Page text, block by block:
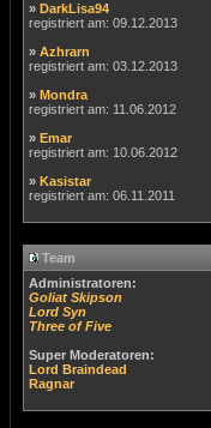
» DarkLisa94
registriert am: 09.12.2013
» Azhrarn
registriert am: 03.12.2013
» Mondra
registriert am: 11.06.2012
» Emar
registriert am: 10.06.2012
» Kasistar
registriert am: 06.11.2011
Team
Administratoren:
Goliat Skipson
Lord Syn
Three of Five
Super Moderatoren:
Lord Braindead
Ragnar